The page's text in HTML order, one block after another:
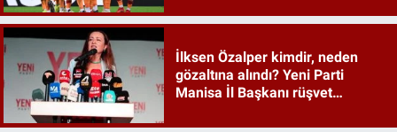
İlksen Özalper kimdir, neden
gözaltına alındı? Yeni Parti
Manisa İl Başkanı rüşvet